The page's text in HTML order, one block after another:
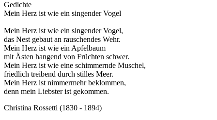
Gedichte
Mein Herz ist wie ein singender Vogel
Mein Herz ist wie ein singender Vogel,
das Nest gebaut an rauschendes Wehr.
Mein Herz ist wie ein Apfelbaum
mit Ästen hangend von Früchten schwer.
Mein Herz ist wie eine schimmernde Muschel,
friedlich treibend durch stilles Meer.
Mein Herz ist nimmermehr beklommen,
denn mein Liebster ist gekommen.
Christina Rossetti (1830 - 1894)